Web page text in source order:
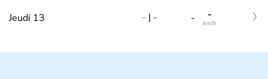
Jeudi 13 - | - - -
km/h